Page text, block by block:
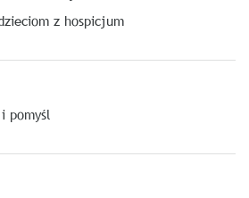
z hospicjum
pomyśl